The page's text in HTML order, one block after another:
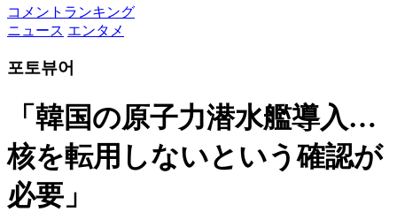
コメントランキング
ニュース エンタメ
포토뷰어
「韓国の原子力潜水艦導入…
核を転用しないという確認が
必要」